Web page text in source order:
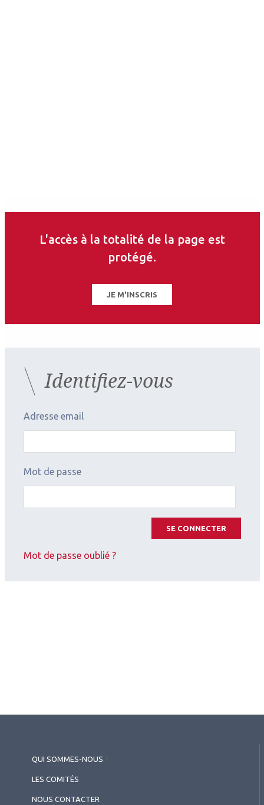
L'accès à la totalité de la page est
protégé.
JE M'INSCRIS
Identifiez-vous
Adresse email
Mot de passe
SE CONNECTER
Mot de passe oublié ?
QUI SOMMES-NOUS
LES COMITÉS
NOUS CONTACTER